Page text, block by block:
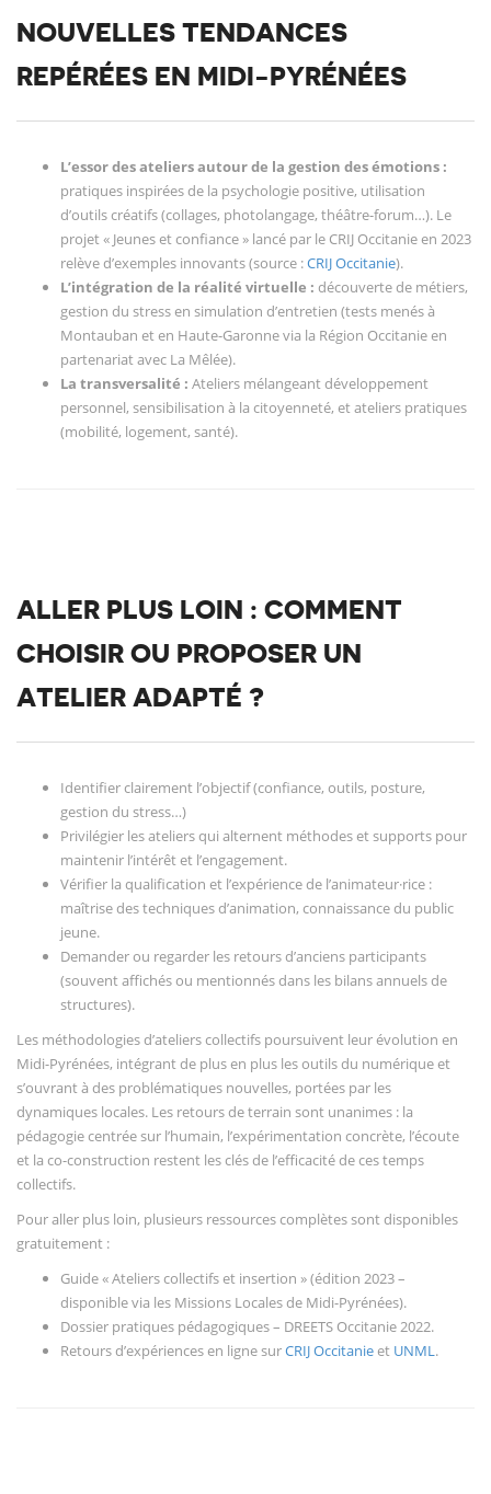
NOUVELLES TENDANCES
REPÉRÉES EN MIDI-PYRÉNÉES
L’essor des ateliers autour de la gestion des émotions :
pratiques inspirées de la psychologie positive, utilisation
d’outils créatifs (collages, photolangage, théâtre-forum…). Le
projet « Jeunes et confiance » lancé par le CRIJ Occitanie en 2023
relève d’exemples innovants (source :CRIJ Occitanie).
L’intégration de la réalité virtuelle : découverte de métiers,
gestion du stress en simulation d’entretien (tests menés à
Montauban et en Haute-Garonne via la Région Occitanie en
partenariat avec La Mêlée).
La transversalité : Ateliers mélangeant développement
personnel, sensibilisation à la citoyenneté, et ateliers pratiques
(mobilité, logement, santé).
ALLER PLUS LOIN : COMMENT
CHOISIR OU PROPOSER UN
ATELIER ADAPTÉ ?
Identifier clairement l’objectif (confiance, outils, posture,
gestion du stress…)
Privilégier les ateliers qui alternent méthodes et supports pour
maintenir l’intérêt et l’engagement.
Vérifier la qualification et l’expérience de l’animateur·rice :
maîtrise des techniques d’animation, connaissance du public
jeune.
Demander ou regarder les retours d’anciens participants
(souvent affichés ou mentionnés dans les bilans annuels de
structures).
Les méthodologies d’ateliers collectifs poursuivent leur évolution en
Midi-Pyrénées, intégrant de plus en plus les outils du numérique et
s’ouvrant à des problématiques nouvelles, portées par les
dynamiques locales. Les retours de terrain sont unanimes : la
pédagogie centrée sur l’humain, l’expérimentation concrète, l’écoute
et la co-construction restent les clés de l’efficacité de ces temps
collectifs.
Pour aller plus loin, plusieurs ressources complètes sont disponibles
gratuitement :
Guide « Ateliers collectifs et insertion » (édition 2023 –
disponible via les Missions Locales de Midi-Pyrénées).
Dossier pratiques pédagogiques – DREETS Occitanie 2022.
Retours d’expériences en ligne surCRIJ Occitanieet UNML.